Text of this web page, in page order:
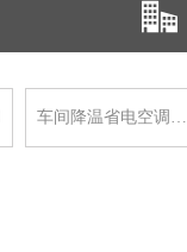
车间降温省电空调…